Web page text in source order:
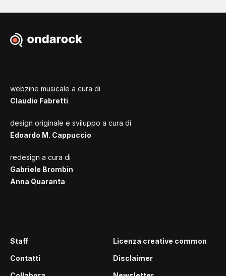
webzine musicale a cura di
Claudio Fabretti
design originale e sviluppo a cura di
Edoardo M. Cappuccio
redesign a cura di
Gabriele Brombin
Anna Quaranta
Staff
Contatti
Licenza creative common
Disclaimer